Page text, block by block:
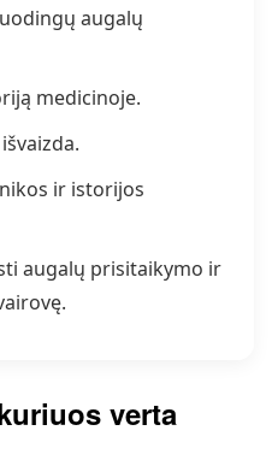
augalų
medicinoje.
ir istorijos
augalų prisitaikymo ir
verta